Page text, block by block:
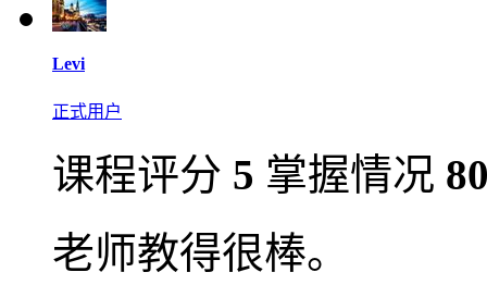
Levi
正式用户
课程评分 5 掌握情况
老师教得很棒。